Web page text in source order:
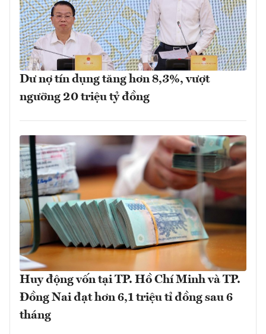
Dư nợ tín dụng tăng hơn 8,3%, vượt
ngưỡng 20 triệu tỷ đồng
Huy động vốn tại TP. Hồ Chí Minh và TP.
Đồng Nai đạt hơn 6,1 triệu tỉ đồng sau 6
tháng